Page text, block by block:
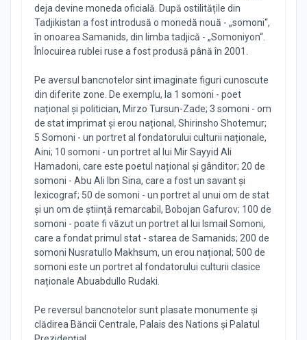
deja devine moneda oficială. După ostilitățile din
Tadjikistan a fost introdusă o monedă nouă - „somoni“,
în onoarea Samanids, din limba tadjică - „Somoniyon“.
Înlocuirea rublei ruse a fost produsă până în 2001.
Pe aversul bancnotelor sint imaginate figuri cunoscute
din diferite zone. De exemplu, la 1 somoni - poet
național și politician, Mirzo Tursun-Zade; 3 somoni - om
de stat imprimat și erou național, Shirinsho Shotemur;
5 Somoni - un portret al fondatorului culturii naționale,
Aini; 10 somoni - un portret al lui Mir Sayyid Ali
Hamadoni, care este poetul național și gânditor; 20 de
somoni - Abu Ali Ibn Sina, care a fost un savant și
lexicograf; 50 de somoni - un portret al unui om de stat
și un om de știință remarcabil, Bobojan Gafurov; 100 de
somoni - poate fi văzut un portret al lui Ismail Somoni,
care a fondat primul stat - starea de Samanids; 200 de
somoni Nusratullo Makhsum, un erou național; 500 de
somoni este un portret al fondatorului culturii clasice
naționale Abuabdullo Rudaki.
Pe reversul bancnotelor sunt plasate monumente și
clădirea Băncii Centrale, Palais des Nations și Palatul